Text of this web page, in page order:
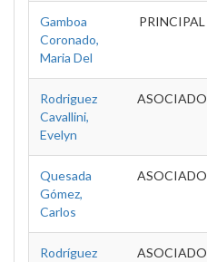
Gamboa
Coronado,
Maria Del
PRINCIPAL
Rodriguez
Cavallini,
Evelyn
ASOCIADO
Quesada
Gómez,
Carlos
ASOCIADO
Rodríguez
ASOCIADO